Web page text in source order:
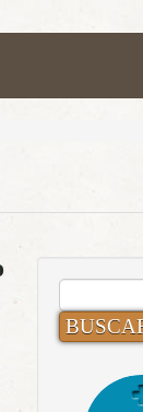
BUSCAR: